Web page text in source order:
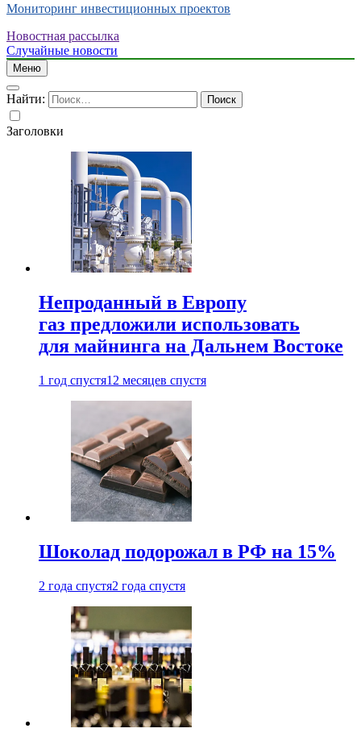
Мониторинг инвестиционных проектов
Новостная рассылка
Случайные новости
Меню
Найти:
Заголовки
Непроданный в Европу
газ предложили использовать
для майнинга на Дальнем Востоке
1 год спустя12 месяцев спустя
Шоколад подорожал в РФ на 15%
2 года спустя2 года спустя